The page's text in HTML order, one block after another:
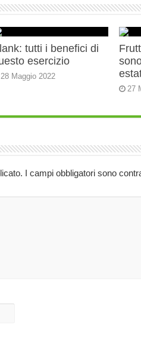
tutti i benefici di
esercizio
28 Maggio 2022
27
I campi obbligatori sono